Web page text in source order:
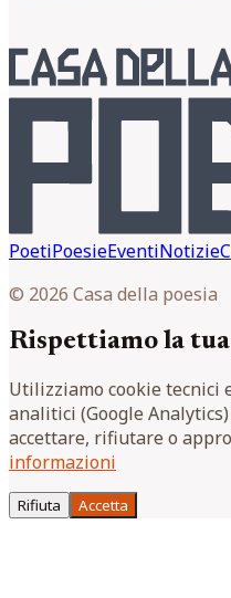
PoetiPoesieEventiNotizie
© 2026 Casa della poesia
Rispettiamo la
Utilizziamo cookie tecnici
analitici (Google
accettare, rifiutare o
informazioni
Rifiuta Accetta